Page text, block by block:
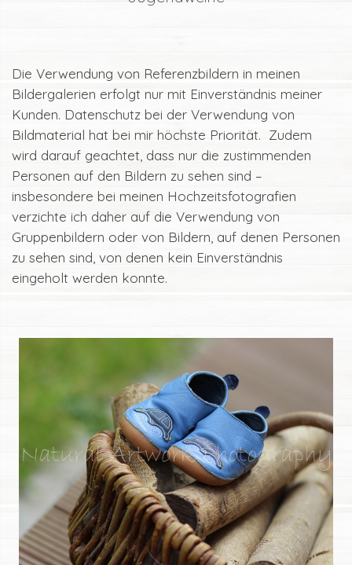
Die Verwendung von Referenzbildern in meinen
Bildergalerien erfolgt nur mit Einverständnis meiner
Kunden. Datenschutz bei der Verwendung von
Bildmaterial hat bei mir höchste Priorität. Zudem
wird darauf geachtet, dass nur die zustimmenden
Personen auf den Bildern zu sehen sind –
insbesondere bei meinen Hochzeitsfotografien
verzichte ich daher auf die Verwendung von
Gruppenbildern oder von Bildern, auf denen Personen
zu sehen sind, von denen kein Einverständnis
eingeholt werden konnte.